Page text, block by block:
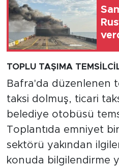
TOPLU TAŞIMA
Bafra'da düzenlenen
taksi dolmuş, ticari
belediye otobüsü
Toplantıda emniyet
sektörü yakından
konuda bilgilendirme